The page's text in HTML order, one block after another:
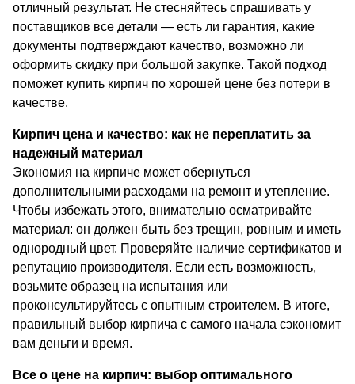
отличный результат. Не стесняйтесь спрашивать у
поставщиков все детали — есть ли гарантия, какие
документы подтверждают качество, возможно ли
оформить скидку при большой закупке. Такой подход
поможет купить кирпич по хорошей цене без потери в
качестве.
Кирпич цена и качество: как не переплатить за
надежный материал
Экономия на кирпиче может обернуться
дополнительными расходами на ремонт и утепление.
Чтобы избежать этого, внимательно осматривайте
материал: он должен быть без трещин, ровным и иметь
однородный цвет. Проверяйте наличие сертификатов и
репутацию производителя. Если есть возможность,
возьмите образец на испытания или
проконсультируйтесь с опытным строителем. В итоге,
правильный выбор кирпича с самого начала сэкономит
вам деньги и время.
Все о цене на кирпич: выбор оптимального